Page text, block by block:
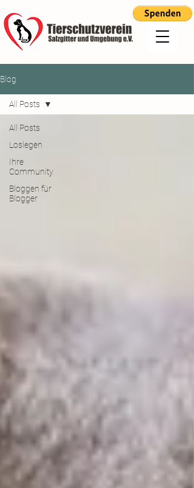
Blog
All Posts
Loslegen
Ihre
Community
Bloggen für
Blogger
All Posts